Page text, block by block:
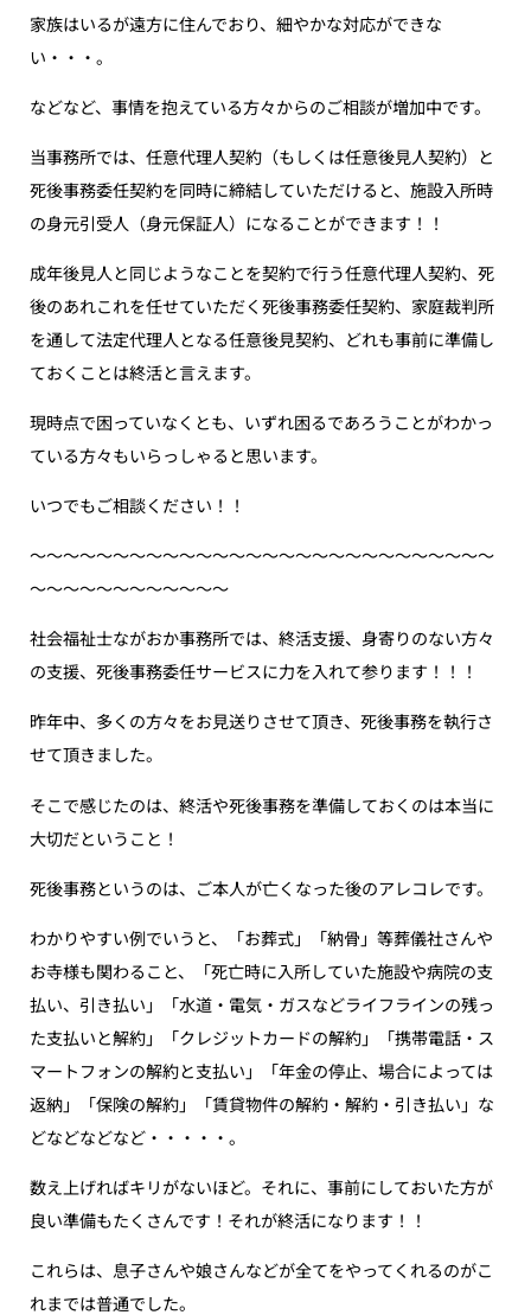
家族はいるが遠方に住んでおり、細やかな対応ができな
い・・・。
などなど、事情を抱えている方々からのご相談が増加中です。
当事務所では、任意代理人契約（もしくは任意後見人契約）と
死後事務委任契約を同時に締結していただけると、施設入所時
の身元引受人（身元保証人）になることができます！！
成年後見人と同じようなことを契約で行う任意代理人契約、死
後のあれこれを任せていただく死後事務委任契約、家庭裁判所
を通して法定代理人となる任意後見契約、どれも事前に準備し
ておくことは終活と言えます。
現時点で困っていなくとも、いずれ困るであろうことがわかっ
ている方々もいらっしゃると思います。
いつでもご相談ください！！
〜〜〜〜〜〜〜〜〜〜〜〜〜〜〜〜〜〜〜〜〜〜〜〜〜〜〜〜
〜〜〜〜〜〜〜〜〜〜〜〜
社会福祉士ながおか事務所では、終活支援、身寄りのない方々
の支援、死後事務委任サービスに力を入れて参ります！！！
昨年中、多くの方々をお見送りさせて頂き、死後事務を執行さ
せて頂きました。
そこで感じたのは、終活や死後事務を準備しておくのは本当に
大切だということ！
死後事務というのは、ご本人が亡くなった後のアレコレです。
わかりやすい例でいうと、「お葬式」「納骨」等葬儀社さんや
お寺様も関わること、「死亡時に入所していた施設や病院の支
払い、引き払い」「水道・電気・ガスなどライフラインの残っ
た支払いと解約」「クレジットカードの解約」「携帯電話・ス
マートフォンの解約と支払い」「年金の停止、場合によっては
返納」「保険の解約」「賃貸物件の解約・解約・引き払い」な
どなどなどなど・・・・・。
数え上げればキリがないほど。それに、事前にしておいた方が
良い準備もたくさんです！それが終活になります！！
これらは、息子さんや娘さんなどが全てをやってくれるのがこ
れまでは普通でした。